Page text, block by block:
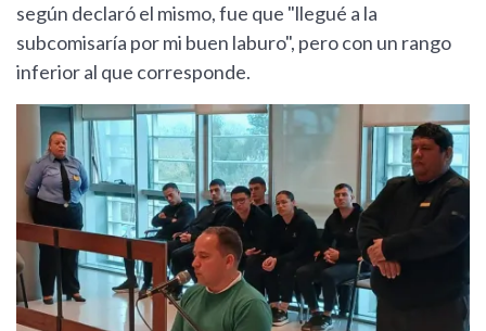
según declaró el mismo, fue que "llegué a la
subcomisaría por mi buen laburo", pero con un rango
inferior al que corresponde.